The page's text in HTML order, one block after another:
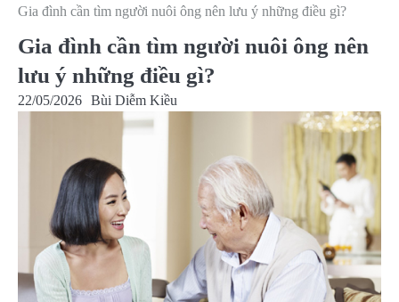
Gia đình cần tìm người nuôi ông nên lưu ý những điều gì?
Gia đình cần tìm người nuôi ông nên
lưu ý những điều gì?
22/05/2026 Bùi Diễm Kiều